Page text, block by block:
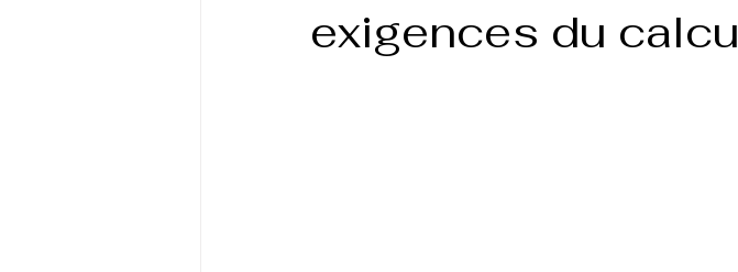
exigences du